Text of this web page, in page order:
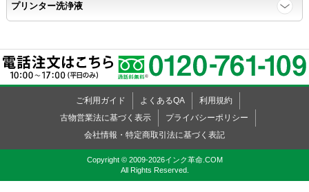
プリンター洗浄液
ご利用ガイド よくあるQA
利用規約
古物営業法に基づく表示
プライバシーポリシー
会社情報・特定商取引法に基づく表記
Copyright © 2009-2026インク革命.COM
All Rights Reserved.